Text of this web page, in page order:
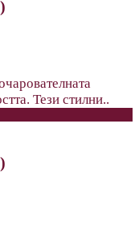
Тези стилни..